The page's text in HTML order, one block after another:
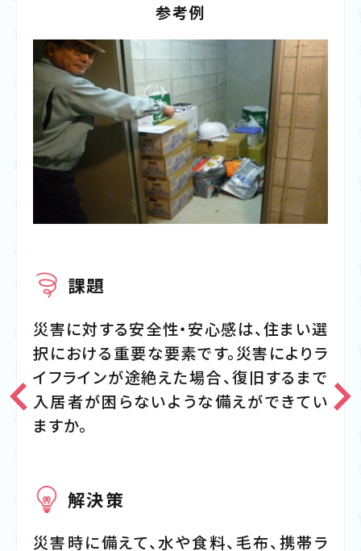
参考例
課題
災害に対する安全性・安心感は、住まい選
択における重要な要素です。災害によりラ
イフラインが途絶えた場合、復旧するまで
入居者が困らないような備えができてい
ますか。
解決策
災害時に備えて、水や食料、毛布、携帯ラ